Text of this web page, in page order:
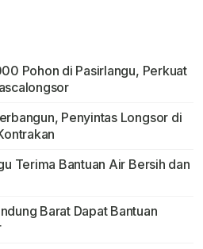
Pohon di Pasirlangu, Perkuat
Penyintas Longsor di
Terima Bantuan Air Bersih dan
Barat Dapat Bantuan